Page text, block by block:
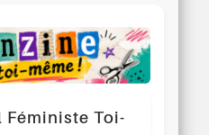
Féministe Toi-